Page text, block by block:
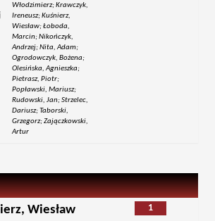
Włodzimierz; Krawczyk,
Ireneusz; Kuśnierz,
Wiesław; Łoboda,
Marcin; Nikończyk,
Andrzej; Nita, Adam;
Ogrodowczyk, Bożena;
Olesińska, Agnieszka;
Pietrasz, Piotr;
Popławski, Mariusz;
Rudowski, Jan; Strzelec,
Dariusz; Taborski,
Grzegorz; Zajączkowski,
Artur
1
Wiesław